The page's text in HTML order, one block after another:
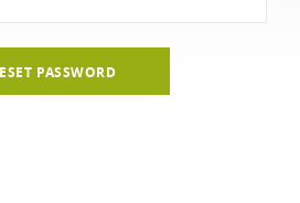
PASSWORD